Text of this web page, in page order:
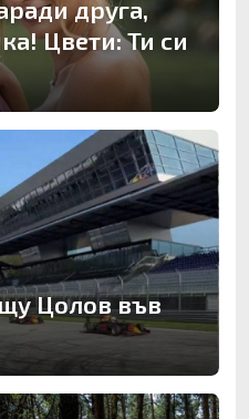
друга,
Цвети: Ти си
Цолов във